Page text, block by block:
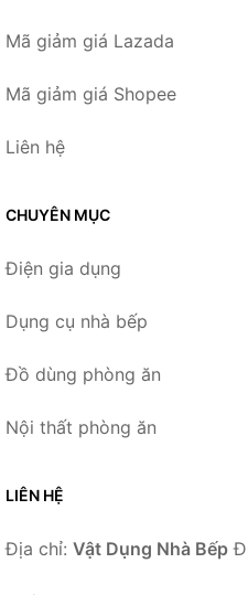
Mã giảm giá Lazada
Mã giảm giá Shopee
Liên hệ
CHUYÊN MỤC
Điện gia dụng
Dụng cụ nhà bếp
Đồ dùng phòng ăn
Nội thất phòng ăn
LIÊN HỆ
Địa chỉ: Vật Dụng Nhà Bếp